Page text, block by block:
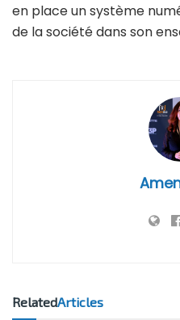
en place un système
de la société dans son
RelatedArticles